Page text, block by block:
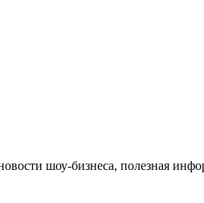
шоу-бизнеса, полезная